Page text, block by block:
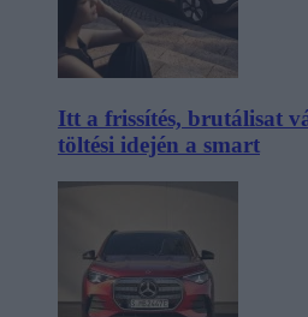
Itt a frissítés, brutálisat
töltési idején a smart